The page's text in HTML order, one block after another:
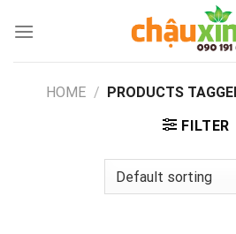
HOME / PRODUCTS
FILTER